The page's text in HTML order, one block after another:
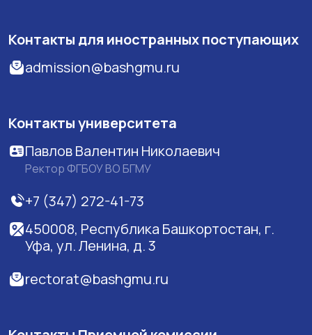
Контакты для иностранных поступающих
admission@bashgmu.ru
Контакты университета
Павлов Валентин Николаевич
Ректор ФГБОУ ВО БГМУ
+7 (347) 272-41-73
450008, Республика Башкортостан, г.
Уфа, ул. Ленина, д. 3
rectorat@bashgmu.ru